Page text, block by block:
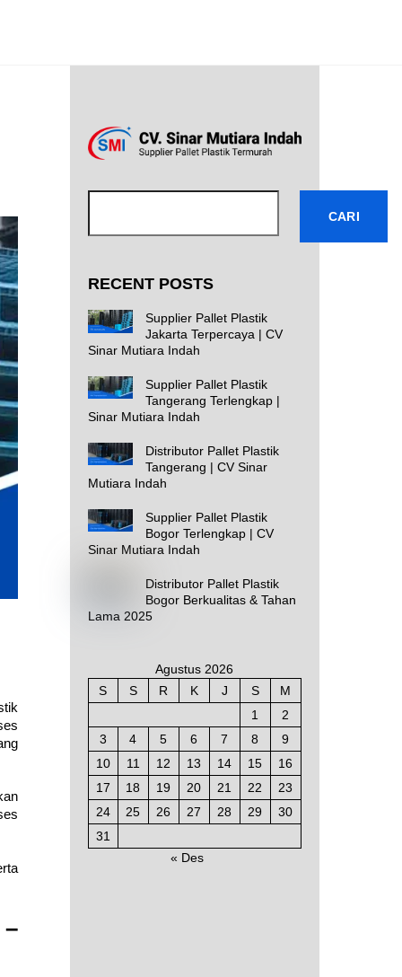
CARI
RECENT POSTS
Supplier Pallet Plastik
Jakarta Terpercaya | CV
Sinar Mutiara Indah
Supplier Pallet Plastik
Tangerang Terlengkap |
Sinar Mutiara Indah
Distributor Pallet Plastik
Tangerang | CV Sinar
Mutiara Indah
Supplier Pallet Plastik
Bogor Terlengkap | CV
Sinar Mutiara Indah
Distributor Pallet Plastik
Bogor Berkualitas & Tahan
Lama 2025
Agustus 2026
S
S R K J S
M
1
2
3
4 5 6 7 8
9
10
11 12 13 14 15
16
17
18 19 20 21 22
23
24
25 26 27 28 29
30
31
« Des